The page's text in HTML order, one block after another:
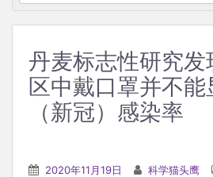
索：
丹麦标志性研究发
区中戴口罩并不能
（新冠）感染率
2020年11月19日 科学猫头鹰